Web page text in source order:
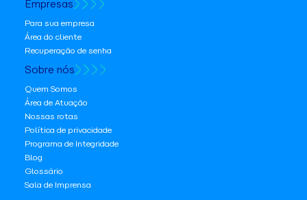
Empresas
Para sua empresa
Área do cliente
Recuperação de senha
Sobre nós
Quem Somos
Área de Atuação
Nossas rotas
Política de privacidade
Programa de Integridade
Blog
Glossário
Sala de Imprensa